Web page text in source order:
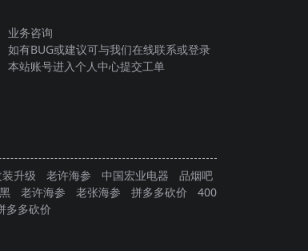
业务咨询
如有BUG或建议可与我们在线联系或登录
本站账号进入个人中心提交工单
升级 老许海参 中国宏业电器
品烟吧
老许海参 老张海参 拼多多砍价
400
多多砍价